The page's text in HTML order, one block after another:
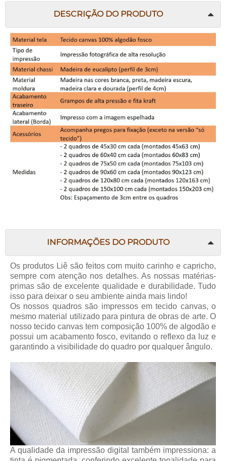
DESCRIÇÃO DO PRODUTO
INFORMAÇÕES DO PRODUTO
Os produtos Liê são feitos com muito carinho e capricho,
sempre com atenção nos detalhes. As nossas matérias-
primas são de excelente qualidade e durabilidade. Tudo
isso para deixar o seu ambiente ainda mais lindo!
Os nossos quadros são impressos em tecido canvas, o
mesmo material utilizado para pintura de obras de arte. O
nosso tecido canvas tem composição 100% de algodão e
possui um acabamento fosco, evitando o reflexo da luz e
garantindo a visibilidade do quadro por qualquer ângulo.
A qualidade da impressão digital também impressiona: a